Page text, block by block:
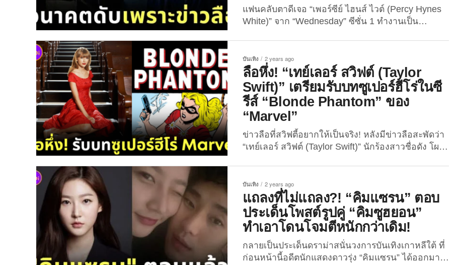
แฟนคลับตาดีเจอ “เพอร์ซีย์ ไฮนส์ ไวต์ (Percy Hynes
White)” จาก “Wednesday” ซีซั่น 1 ทำงานเป็น
ครั้ง เมื่อมีแฟนคลับตาดีพบว่าอดีตนักแสดงผู้รับบท “ซา
เวียร์ ธอร์ป (Xavier Thorpe)” จากซีรีส์ฮิต...
บันเทิง 2 years ago
ลือหึ่ง! “เทย์เลอร์ สวิฟต์ (Taylor
Swift)” เตรียมรับบทซูเปอร์ฮีโร่ในซี
รีส์ “Blonde Phantom” ของ
“Marvel”
ข่าวลือที่สวิฟตี้อยากให้เป็นจริง! หลังมีข่าวลือสะพัดว่า
“เทย์เลอร์ สวิฟต์ (Taylor Swift)” นักร้องสาวชื่อดัง โผล่
Phantom” นาทีนี้ไม่มีอะไรหยุดความปังของ “เทย์
เลอร์ สวิฟต์” นักร้องหญิงที่ประสบความสำเร็จมากที่สุด
ในโลกคนหนึ่งและเพิ่งจะกลายเป็นมหาเศรษฐีพันล้าน
จากการจัดอันดับของนิตยสาร “Forbes” เมื่อเร็ว ๆ...
บันเทิง 2 years ago
แถลงที่ไม่แถลง?! “คิมแซรน” ตอบ
ประเด็นโพสต์รูปคู่ “คิมซูฮยอน”
ทำเอาโดนโจมตีหนักกว่าเดิม!
กลายเป็นประเด็นดราม่าสนั่นวงการบันเทิงเกาหลีใต้ ที่
ก่อนหน้านี้อดีตนักแสดงดาวรุ่ง “คิมแซรน” ได้ออกมา